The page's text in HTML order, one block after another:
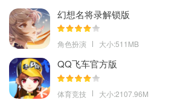
幻想名将录解锁版
角色扮演 大小:511MB
QQ飞车官方版
体育竞技 大小:2107.96M